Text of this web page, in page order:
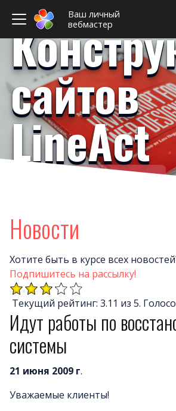
Ваш личный
вебмастер
сайтов
LineAct
Ваш личный вебмастер
Новости
Хотите быть в курсе всех
Подпишитесь на рассылку!
Текущий рейтинг: 3.11 из 5.
Идут работы по
системы
21 июня 2009 г.
Уважаемые клиенты!